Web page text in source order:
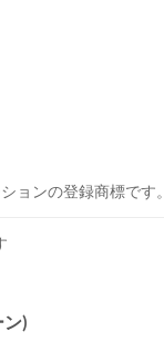
ョンの登録商標です。
)